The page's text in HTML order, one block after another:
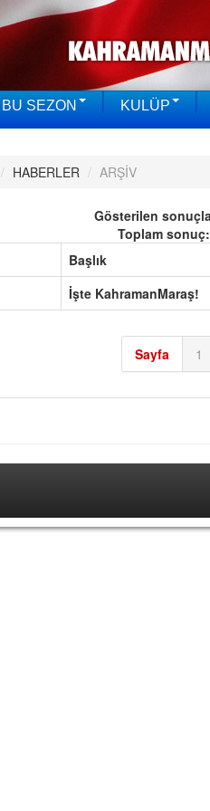
BU SEZON KULÜP
/ HABERLER / ARŞİV
Gösterilen
Toplam sonuç:
Başlık
Sayfa 1
İşte KahramanMaraş!